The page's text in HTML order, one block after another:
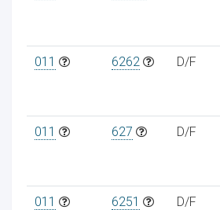
011 6262 D/F
011 627 D/F
011 6251 D/F